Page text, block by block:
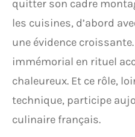
quitter son cadre
les cuisines, d’abord
une évidence
immémorial en rituel
chaleureux. Et ce rôle,
technique, participe
culinaire français.